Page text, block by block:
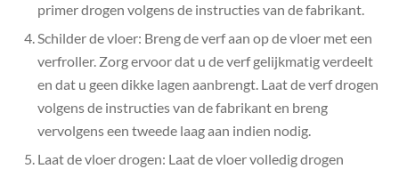
primer drogen volgens de instructies van de fabrikant.
Schilder de vloer: Breng de verf aan op de vloer met een
verfroller. Zorg ervoor dat u de verf gelijkmatig verdeelt
en dat u geen dikke lagen aanbrengt. Laat de verf drogen
volgens de instructies van de fabrikant en breng
vervolgens een tweede laag aan indien nodig.
Laat de vloer drogen: Laat de vloer volledig drogen